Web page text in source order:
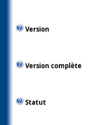
Version
Version complète
Statut